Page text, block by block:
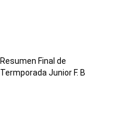
Resumen Final de
Termporada Junior F. B